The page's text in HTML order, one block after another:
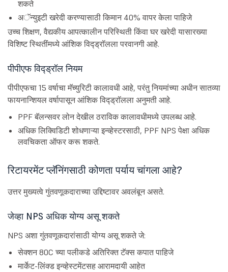
शकते
अॅन्युइटी खरेदी करण्यासाठी किमान 40% वापर केला पाहिजे
उच्च शिक्षण, वैद्यकीय आपत्कालीन परिस्थिती किंवा घर खरेदी यासारख्या
विशिष्ट स्थितींमध्ये आंशिक विद्ड्रॉलला परवानगी आहे.
पीपीएफ विद्ड्रॉल नियम
पीपीएफचा 15 वर्षाचा मॅच्युरिटी कालावधी आहे, परंतु नियमांच्या अधीन सातव्या
फायनान्शियल वर्षापासून आंशिक विद्ड्रॉलला अनुमती आहे.
PPF बॅलन्सवर लोन देखील ठराविक कालावधीमध्ये उपलब्ध आहे.
अधिक लिक्विडिटी शोधणाऱ्या इन्व्हेस्टरसाठी, PPF NPS पेक्षा अधिक
लवचिकता ऑफर करू शकते.
रिटायरमेंट प्लॅनिंगसाठी कोणता पर्याय चांगला आहे?
उत्तर मुख्यत्वे गुंतवणूकदाराच्या उद्दिष्टावर अवलंबून असते.
जेव्हा NPS अधिक योग्य असू शकते
NPS अशा गुंतवणूकदारांसाठी योग्य असू शकते जे:
सेक्शन 80C च्या पलीकडे अतिरिक्त टॅक्स कपात पाहिजे
मार्केट-लिंक्ड इन्व्हेस्टमेंटसह आरामदायी आहेत